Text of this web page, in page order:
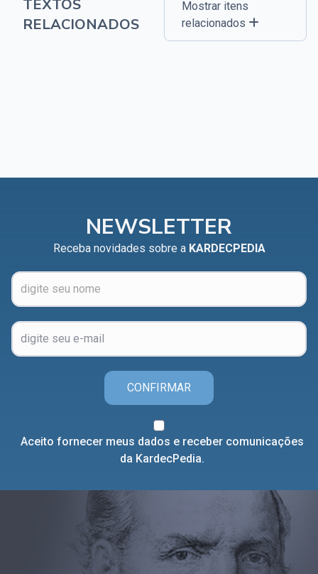
TEXTOS
RELACIONADOS
Mostrar itens
relacionados
NEWSLETTER
Receba novidades sobre a KARDECPEDIA
CONFIRMAR
Aceito fornecer meus dados e receber comunicações
da KardecPedia.